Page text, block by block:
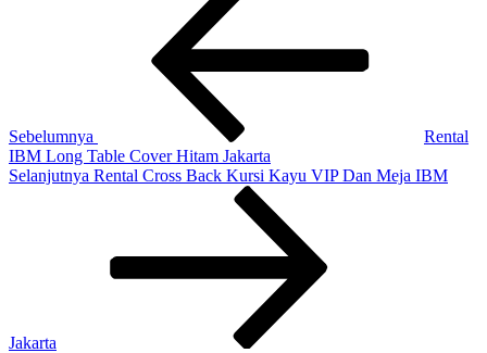
Sebelumnya
Rental
IBM Long Table Cover Hitam Jakarta
Pos
Selanjutnya Rental Cross Back Kursi Kayu VIP Dan Meja IBM
Jakarta